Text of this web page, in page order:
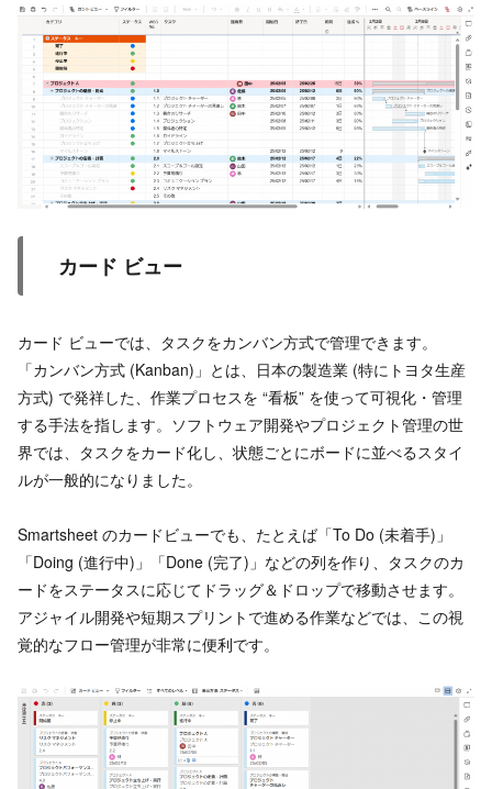
カード ビュー
カード ビューでは、タスクをカンバン方式で管理できます。
「カンバン方式 (Kanban)」とは、日本の製造業 (特にトヨタ生産
方式) で発祥した、作業プロセスを “看板” を使って可視化・管理
する手法を指します。ソフトウェア開発やプロジェクト管理の世
界では、タスクをカード化し、状態ごとにボードに並べるスタイ
ルが一般的になりました。
Smartsheet のカードビューでも、たとえば「To Do (未着手)」
「Doing (進行中)」「Done (完了)」などの列を作り、タスクのカ
ードをステータスに応じてドラッグ＆ドロップで移動させます。
アジャイル開発や短期スプリントで進める作業などでは、この視
覚的なフロー管理が非常に便利です。